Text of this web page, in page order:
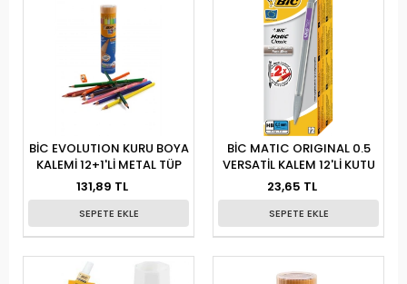
BİC EVOLUTION KURU BOYA
KALEMİ 12+1'Lİ METAL TÜP
131,89 TL
SEPETE EKLE
BİC MATIC ORIGINAL 0.5
VERSATİL KALEM 12'Lİ KUTU
23,65 TL
SEPETE EKLE